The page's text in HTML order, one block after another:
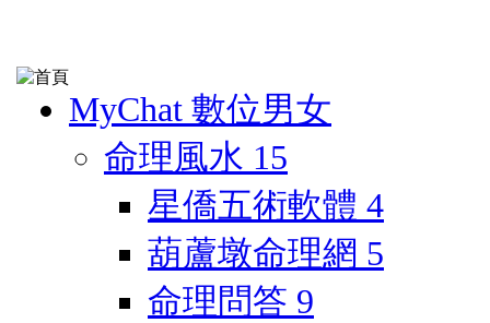
MyChat 數位男女
命理風水 15
星僑五術軟體 4
葫蘆墩命理網 5
命理問答 9